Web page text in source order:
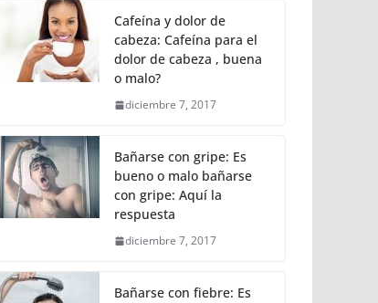
Cafeína y dolor de
cabeza: Cafeína para el
dolor de cabeza , buena
o malo?
diciembre 7, 2017
Bañarse con gripe: Es
bueno o malo bañarse
con gripe: Aquí la
respuesta
diciembre 7, 2017
Bañarse con fiebre: Es